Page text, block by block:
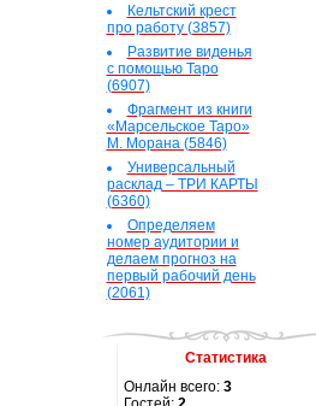
Кельтский крест
про работу (3857)
Развитие виденья
с помощью Таро
(6907)
Фрагмент из книги
«Марсельское Таро»
М. Морана (5846)
Универсальный
расклад – ТРИ КАРТЫ
(6360)
Определяем
номер аудитории и
делаем прогноз на
первый рабочий день
(2061)
Статистика
Онлайн всего: 3